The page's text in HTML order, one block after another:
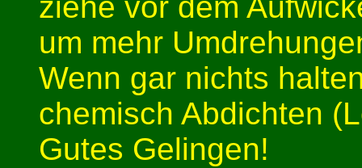
ziehe vor dem
um mehr
Wenn gar nichts
chemisch Abdichten
Gutes Gelingen!